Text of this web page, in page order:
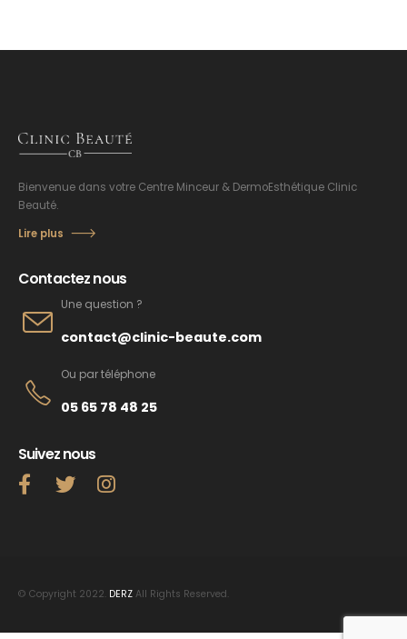
Bienvenue dans votre Centre Minceur & DermoEsthétique Clinic
Beauté.
Lire plus
Contactez nous
Une question ?
contact@clinic-beaute.com
Ou par téléphone
05 65 78 48 25
Suivez nous
© Copyright 2022. DERZ All Rights Reserved.